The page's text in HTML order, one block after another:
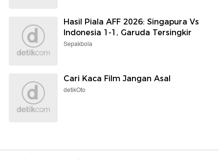
Hasil Piala AFF 2026: Singapura Vs
Indonesia 1-1, Garuda Tersingkir
Sepakbola
Cari Kaca Film Jangan Asal
detikOto